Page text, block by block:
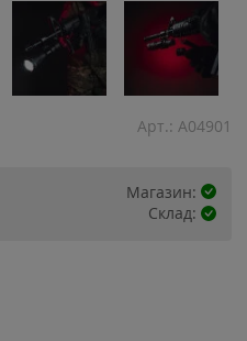
Арт.: A04901
Магазин:
Склад: